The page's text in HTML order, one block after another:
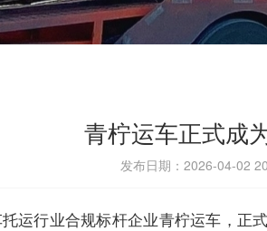
青柠运车正式成
发布日期：2026-04-02
运行业合规标杆企业青柠运车，正